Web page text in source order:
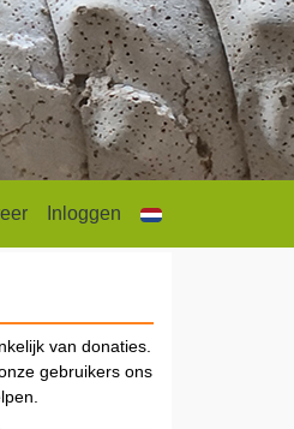
Inloggen
van donaties.
gebruikers ons